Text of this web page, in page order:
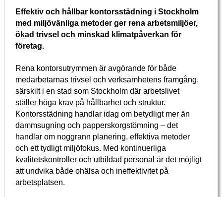
Effektiv och hållbar kontorsstädning i Stockholm
med miljövänliga metoder ger rena arbetsmiljöer,
ökad trivsel och minskad klimatpåverkan för
företag.
Rena kontorsutrymmen är avgörande för både
medarbetarnas trivsel och verksamhetens framgång,
särskilt i en stad som Stockholm där arbetslivet
ställer höga krav på hållbarhet och struktur.
Kontorsstädning handlar idag om betydligt mer än
dammsugning och papperskorgstömning – det
handlar om noggrann planering, effektiva metoder
och ett tydligt miljöfokus. Med kontinuerliga
kvalitetskontroller och utbildad personal är det möjligt
att undvika både ohälsa och ineffektivitet på
arbetsplatsen.